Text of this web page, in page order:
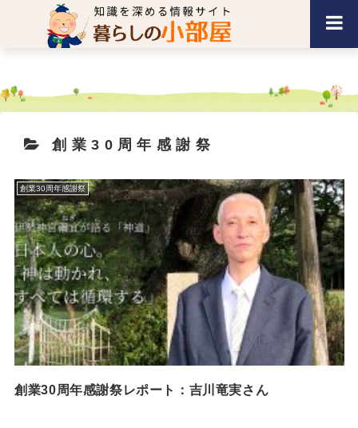
創業30周年感謝祭
創業30周年感謝祭
創業30周年感謝祭レポート：吉川竜実さん